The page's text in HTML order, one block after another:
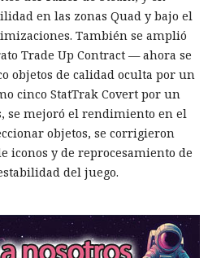
en las zonas Quad y bajo el
También se amplió
Trade Up Contract — ahora se
objetos de calidad oculta por un
cinco StatTrak Covert por un
se mejoró el rendimiento en el
objetos, se corrigieron
iconos y de reprocesamiento de
del juego.